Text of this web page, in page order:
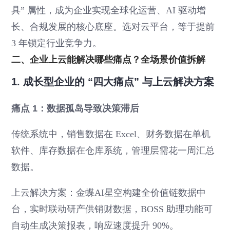
具” 属性，成为企业实现全球化运营、AI 驱动增
长、合规发展的核心底座。选对云平台，等于提前
3 年锁定行业竞争力。
二、企业上云能解决哪些痛点？全场景价值拆解
1. 成长型企业的 “四大痛点” 与上云解决方案
痛点 1：数据孤岛导致决策滞后
传统系统中，销售数据在 Excel、财务数据在单机
软件、库存数据在仓库系统，管理层需花一周汇总
数据。
上云解决方案：金蝶AI星空构建全价值链数据中
台，实时联动研产供销财数据，BOSS 助理功能可
自动生成决策报表，响应速度提升 90%。